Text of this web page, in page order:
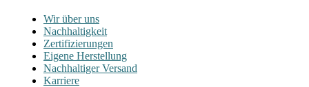
Wir über uns
Nachhaltigkeit
Zertifizierungen
Eigene Herstellung
Nachhaltiger Versand
Karriere